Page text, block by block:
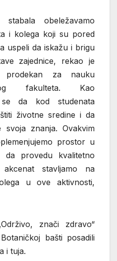
stabala obeležavamo
i kolega koji su pored
uspeli da iskažu i brigu
zajednice, rekao je
prodekan za nauku
fakulteta. Kao
se da kod studenata
životne sredine i da
znanja. Ovakvim
prostor u
da provedu kvalitetno
stavljamo na
u ove aktivnosti,
znači zdravo“
bašti posadili
i tuja.